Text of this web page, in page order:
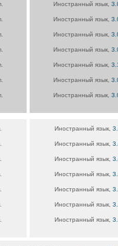
Иностранный язык,
Иностранный язык,
Иностранный язык,
Иностранный язык,
Иностранный язык,
Иностранный язык,
Иностранный язык,
Иностранный язык,
Иностранный язык,
Иностранный язык,
Иностранный язык,
Иностранный язык,
Иностранный язык,
Иностранный язык,